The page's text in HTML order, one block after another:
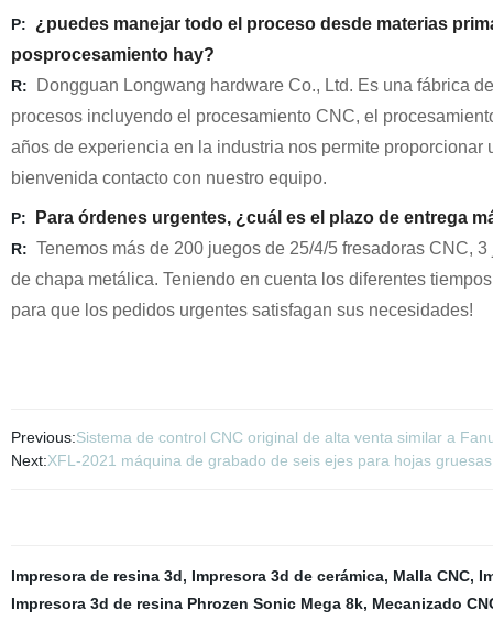
P:
¿puedes manejar todo el proceso desde materias
posprocesamiento hay?
R:
Dongguan Longwang hardware Co., Ltd. Es una fábrica
procesos incluyendo el procesamiento CNC, el
años de experiencia en la industria nos permite
bienvenida contacto con nuestro equipo.
P: Para órdenes urgentes, ¿cuál es el plazo de entrega
R: Tenemos más de 200 juegos de 25/4/5 fresadoras CNC,
de chapa metálica. Teniendo en cuenta los diferentes
para que los pedidos urgentes satisfagan sus necesidades!
Previous:Sistema de control CNC original de alta venta similar a
Next:XFL-2021 máquina de grabado de seis ejes para hojas
Impresora de resina 3d, Impresora 3d de cerámica, Malla CNC,
Impresora 3d de resina Phrozen Sonic Mega 8k, Mecanizado